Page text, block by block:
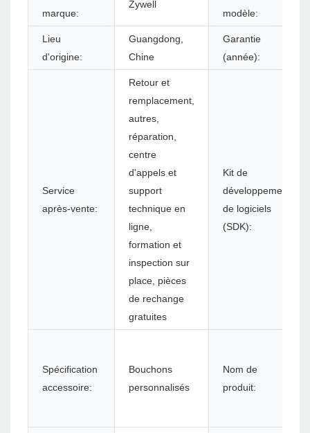
marque:
Zywell
modèle:
Lieu
d'origine:
Guangdong,
Chine
Garantie
(année):
Service
après-vente:
Retour et
remplacement,
autres,
réparation,
centre
d'appels et
support
technique en
ligne,
formation et
inspection sur
place, pièces
de rechange
gratuites
Kit de
développement
de logiciels
(SDK):
Spécification
accessoire:
Bouchons
personnalisés
Nom de
produit: